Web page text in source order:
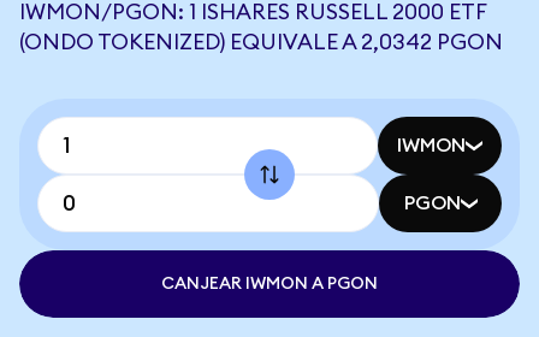
IWMON/PGON: 1 ISHARES RUSSELL 2000 ETF
(ONDO TOKENIZED) EQUIVALE A 2,0342 PGON
IWMON
PGON
CANJEAR IWMON A PGON